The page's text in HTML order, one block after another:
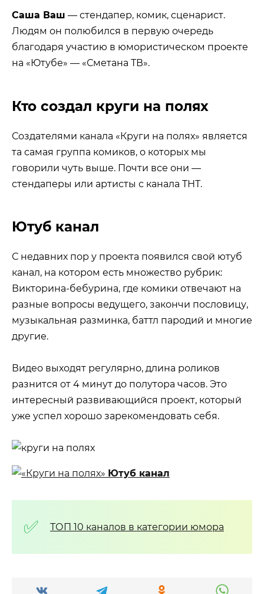
Саша Ваш — стендапер, комик, сценарист.
Людям он полюбился в первую очередь
благодаря участию в юмористическом проекте
на «Ютубе» — «Сметана ТВ».
Кто создал круги на полях
Создателями канала «Круги на полях» является
та самая группа комиков, о которых мы
говорили чуть выше. Почти все они —
стендаперы или артисты с канала ТНТ.
Ютуб канал
С недавних пор у проекта появился свой ютуб
канал, на котором есть множество рубрик:
Викторина-бебурина, где комики отвечают на
разные вопросы ведущего, закончи пословицу,
музыкальная разминка, баттл пародий и многие
другие.
Видео выходят регулярно, длина роликов
разнится от 4 минут до полутора часов. Это
интересный развивающийся проект, который
уже успел хорошо зарекомендовать себя.
Ютуб канал
ТОП 10 каналов в категории юмора